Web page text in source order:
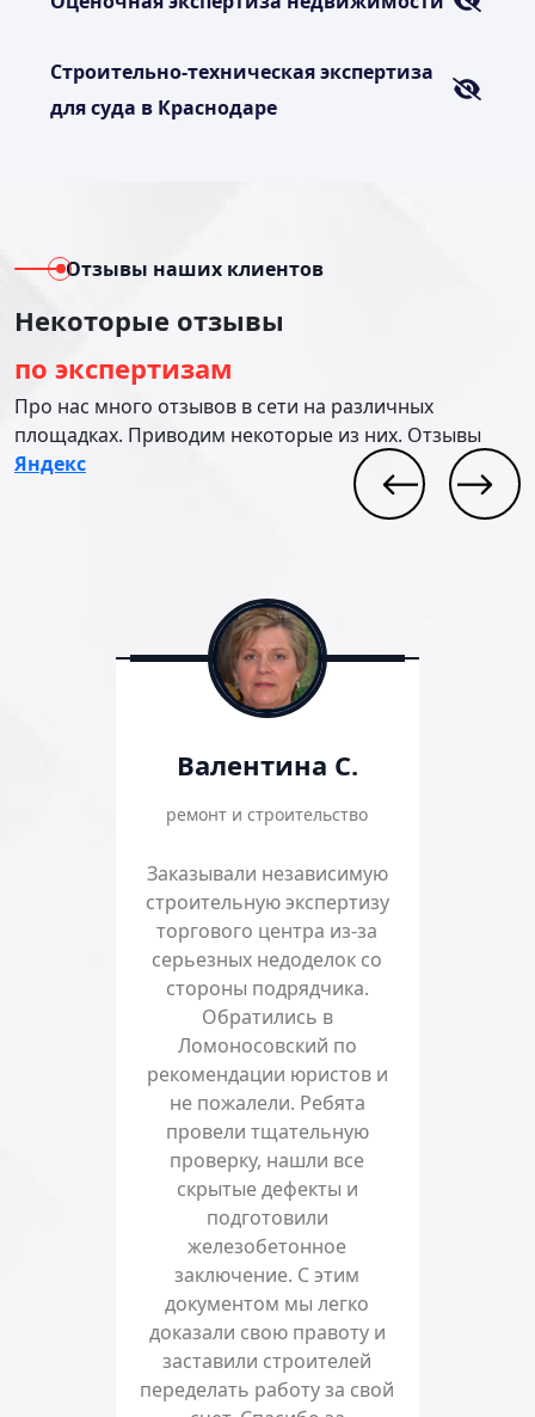
Строительно-техническая экспертиза
для суда в Краснодаре
Отзывы наших клиентов
Некоторые отзывы
по экспертизам
Про нас много отзывов в сети на различных
площадках. Приводим некоторые из них. Отзывы
Яндекс
Валентина С.
ремонт и строительство
Заказывали независимую
строительную экспертизу
торгового центра из-за
серьезных недоделок со
стороны подрядчика.
Обратились в
Ломоносовский по
рекомендации юристов и
не пожалели. Ребята
провели тщательную
проверку, нашли все
скрытые дефекты и
подготовили
железобетонное
заключение. С этим
документом мы легко
доказали свою правоту и
заставили строителей
переделать работу за свой